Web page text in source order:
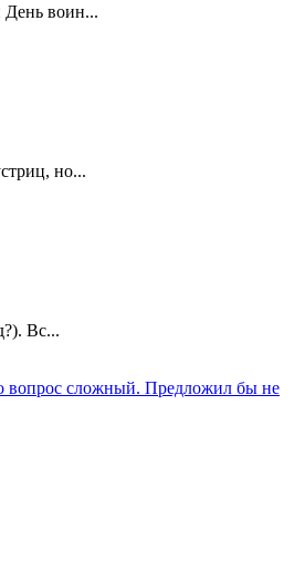
День воин...
но...
Вс...
вопрос сложный. Предложил бы не